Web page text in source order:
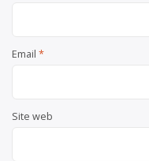
Email *
Site web